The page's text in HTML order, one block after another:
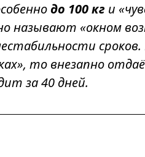
до 100 кг и
называют «окном
то внезапно
за 40 дней.